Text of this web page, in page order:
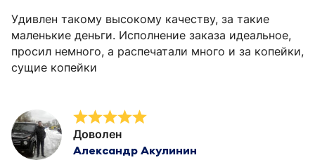
Удивлен такому высокому качеству, за такие
маленькие деньги. Исполнение заказа идеальное,
просил немного, а распечатали много и за копейки,
сущие копейки
Доволен
Александр Акулинин